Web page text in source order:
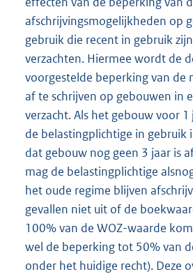
afschrijvingsmogelijkheden op
gebruik die recent in gebruik
verzachten. Hiermee wordt de
voorgestelde beperking van de
af te schrijven op gebouwen in
verzacht. Als het gebouw voor
de belastingplichtige in gebruik
dat gebouw nog geen 3 jaar is
mag de belastingplichtige
het oude regime blijven
gevallen niet uit of de
100% van de WOZ-waarde
wel de beperking tot 50% van
onder het huidige recht). Deze